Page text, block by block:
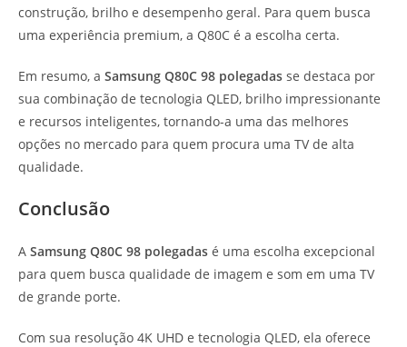
construção, brilho e desempenho geral. Para quem busca
uma experiência premium, a Q80C é a escolha certa.
Em resumo, a Samsung Q80C 98 polegadas se destaca por
sua combinação de tecnologia QLED, brilho impressionante
e recursos inteligentes, tornando-a uma das melhores
opções no mercado para quem procura uma TV de alta
qualidade.
Conclusão
A Samsung Q80C 98 polegadas é uma escolha excepcional
para quem busca qualidade de imagem e som em uma TV
de grande porte.
Com sua resolução 4K UHD e tecnologia QLED, ela oferece